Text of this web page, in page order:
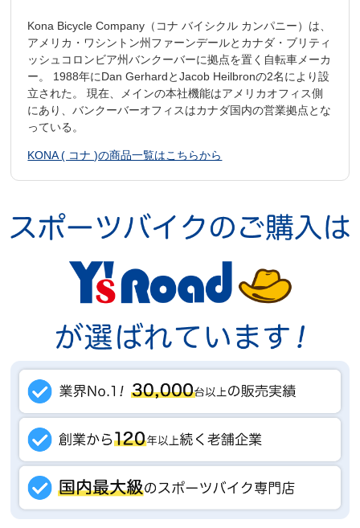
Kona Bicycle Company（コナ バイシクル カンパニー）は、
アメリカ・ワシントン州ファーンデールとカナダ・ブリティ
ッシュコロンビア州バンクーバーに拠点を置く自転車メーカ
ー。 1988年にDan GerhardとJacob Heilbronの2名により設
立された。 現在、メインの本社機能はアメリカオフィス側
にあり、バンクーバーオフィスはカナダ国内の営業拠点とな
っている。
KONA ( コナ )の商品一覧はこちらから